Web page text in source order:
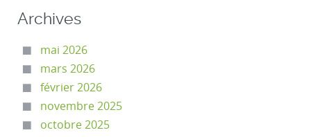
Archives
mai 2026
mars 2026
février 2026
novembre 2025
octobre 2025